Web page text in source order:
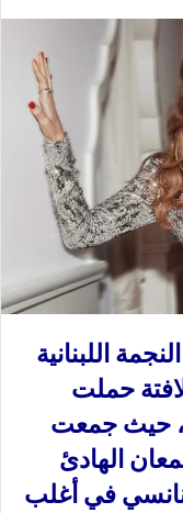
اللبنانية
حملت
حيث جمعت
الهادئ
نانسي في أغلب